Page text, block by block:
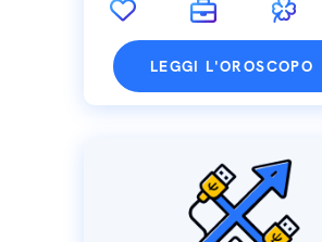
LEGGI L'OROSCOPO